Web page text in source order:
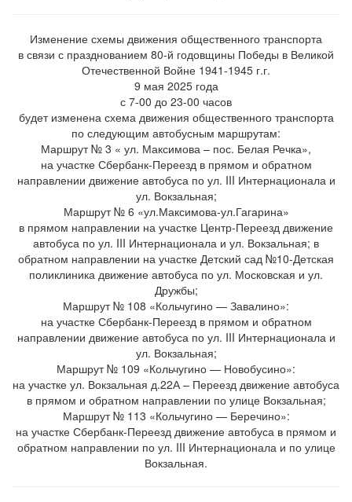
Изменение схемы движения общественного транспорта
в связи с празднованием 80-й годовщины Победы в Великой
Отечественной Войне 1941-1945 г.г.
9 мая 2025 года
с 7-00 до 23-00 часов
будет изменена схема движения общественного транспорта
по следующим автобусным маршрутам:
Маршрут № 3 « ул. Максимова – пос. Белая Речка»,
на участке Сбербанк-Переезд в прямом и обратном
направлении движение автобуса по ул. III Интернационала и
ул. Вокзальная;
Маршрут № 6 «ул.Максимова-ул.Гагарина»
в прямом направлении на участке Центр-Переезд движение
автобуса по ул. III Интернационала и ул. Вокзальная; в
обратном направлении на участке Детский сад №10-Детская
поликлиника движение автобуса по ул. Московская и ул.
Дружбы;
Маршрут № 108 «Кольчугино — Завалино»:
на участке Сбербанк-Переезд в прямом и обратном
направлении движение автобуса по ул. III Интернационала и
ул. Вокзальная;
Маршрут № 109 «Кольчугино — Новобусино»:
на участке ул. Вокзальная д.22А – Переезд движение автобуса
в прямом и обратном направлении по улице Вокзальная;
Маршрут № 113 «Кольчугино — Беречино»:
на участке Сбербанк-Переезд движение автобуса в прямом и
обратном направлении по ул. III Интернационала и по улице
Вокзальная.